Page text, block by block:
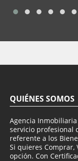
QUIÉNES SOMOS
Agencia
servicio profesional
referente a los
Si quieres Comprar,
opción. Con